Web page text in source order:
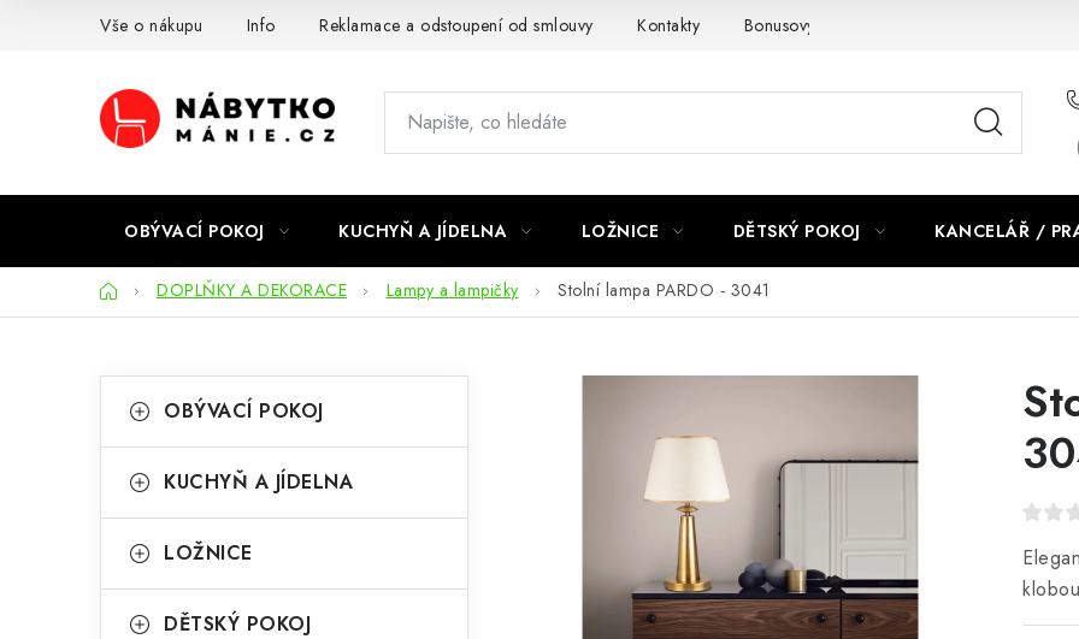
Vše o nákupu Info Reklamace a odstoupení od smlouvy Kontakty Bonusový program NBM+
OBÝVACÍ POKOJ KUCHYŇ A JÍDELNA LOŽNICE DĚTSKÝ POKOJ KANCELÁŘ /
DomůDOPLŇKY A DEKORACE Lampy a lampičky Stolní lampa PARDO - 3041
o
t
r
kategorie
a
e
o
OBÝVACÍ POKOJ
KUCHYŇ A JÍDELNA
LOŽNICE
DĚTSKÝ POKOJ